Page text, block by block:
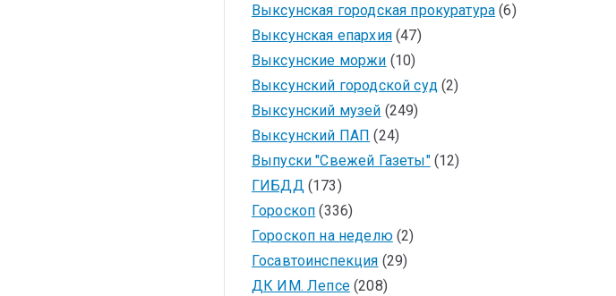
Выксунская городская прокуратура (6)
Выксунская епархия(47)
Выксунские моржи (10)
Выксунский городской суд(2)
Выксунский музей (249)
Выксунский ПАП (24)
Выпуски "Свежей Газеты"(12)
ГИБДД(173)
Гороскоп (336)
Гороскоп на неделю(2)
Госавтоинспекция (29)
ДК ИМ. Лепсе(208)